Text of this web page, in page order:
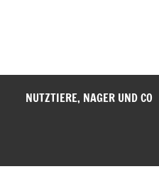
NUTZTIERE, NAGER UND CO